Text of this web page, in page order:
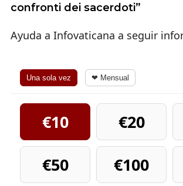
confronti dei sacerdoti”
Ayuda a Infovaticana a seguir
Una sola vez ❤ Mensual
€10 €20
€50
€100